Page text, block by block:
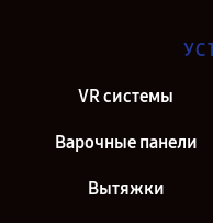
VR системы
Варочные панели
Вытяжки